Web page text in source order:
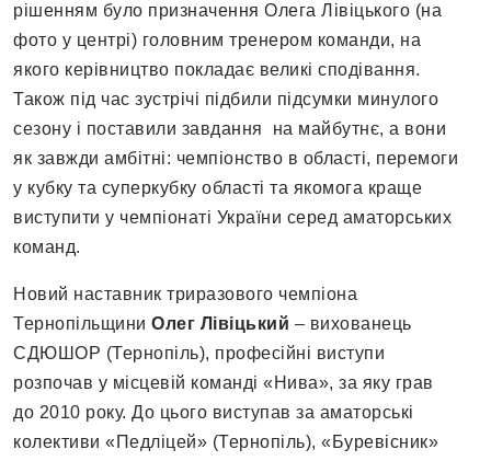
рішенням було призначення Олега Лівіцького (на
фото у центрі) головним тренером команди, на
якого керівництво покладає великі сподівання.
Також під час зустрічі підбили підсумки минулого
сезону і поставили завдання на майбутнє, а вони
як завжди амбітні: чемпіонство в області, перемоги
у кубку та суперкубку області та якомога краще
виступити у чемпіонаті України серед аматорських
команд.
Новий наставник триразового чемпіона
Тернопільщини Олег Лівіцький – вихованець
СДЮШОР (Тернопіль), професійні виступи
розпочав у місцевій команді «Нива», за яку грав
до 2010 року. До цього виступав за аматорські
колективи «Педліцей» (Тернопіль), «Буревісник»